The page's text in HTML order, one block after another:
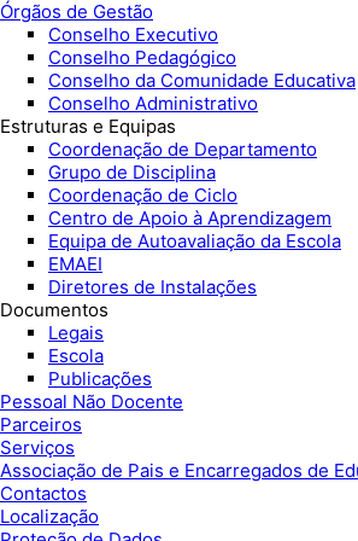
Órgãos de Gestão
Conselho Executivo
Conselho Pedagógico
Conselho da Comunidade Educativa
Conselho Administrativo
Estruturas e Equipas
Coordenação de Departamento
Grupo de Disciplina
Coordenação de Ciclo
Centro de Apoio à Aprendizagem
Equipa de Autoavaliação da Escola
EMAEI
Diretores de Instalações
Documentos
Legais
Escola
Publicações
Pessoal Não Docente
Parceiros
Serviços
Associação de Pais e Encarregados de
Contactos
Localização